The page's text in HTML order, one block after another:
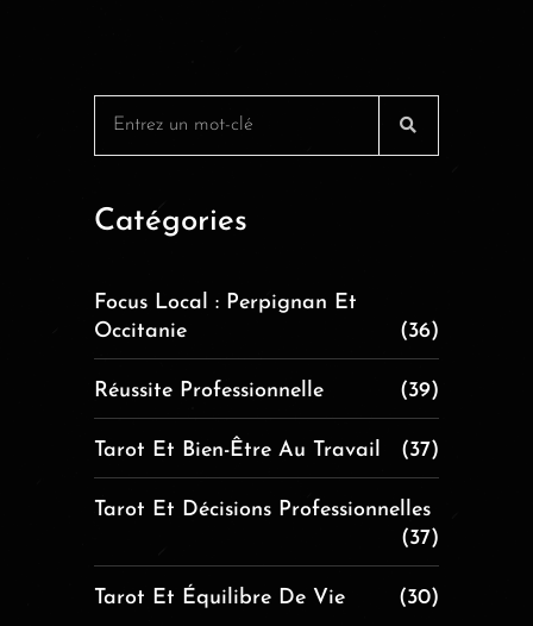
Catégories
Focus Local : Perpignan Et
Occitanie
(36)
Réussite Professionnelle (39)
Tarot Et Bien-Être Au Travail (37)
Tarot Et Décisions Professionnelles
(37)
Tarot Et Équilibre De Vie (30)